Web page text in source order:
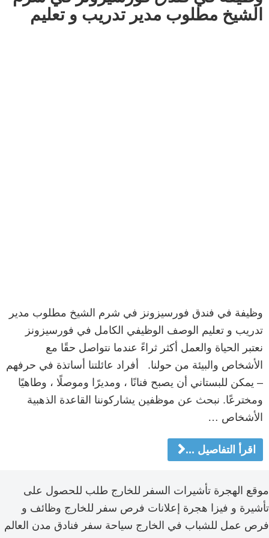
الشيخ مطلوب مدير تدريب و تعليم
وظيفة في فندق فورسيزونز في شرم الشيخ مطلوب مدير
تدريب و تعليم الوصف الوظيفي الكامل في فورسيزونز
نعتبر الحياة والعمل أكثر ثراءً عندما نتواصل حقًا مع
الأشخاص والبيئة من حولنا. أفراد عائلتنا أساتذة في حرفهم
– يمكن للبستاني أن يصبح فنانًا ، ومديرًا وموصلًا ، وطاهيًا
ومخترعًا. نبحث عن موظفين يشاركوننا القاعدة الذهبية
الأشخاص …
اقرأ التفاصيل ...
موقع الهجرة تأشيرات السفر للخارج طلب للحصول على
تأشيرة و فيزا هجرة إعلانات فرص سفر للخارج وظائف و
فرص عمل للشباب في الخارج سياحة سفر فنادق مدن العالم